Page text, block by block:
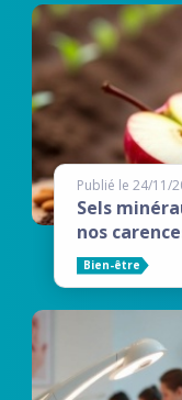
Publié le 24/11/
Sels
nos
Bien-être